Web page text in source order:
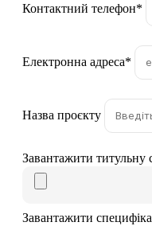
Контактний телефон*
Електронна адреса*
Назва проєкту
Завантажити титульну
Завантажити